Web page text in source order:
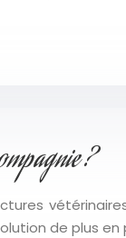
?
de plus